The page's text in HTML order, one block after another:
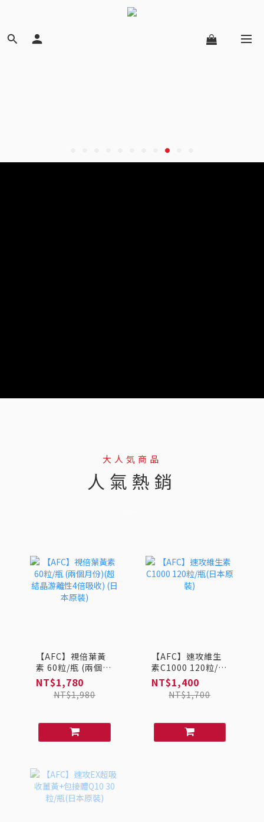
大人気商品
人氣熱銷
【AFC】視倍葉黃
素 60粒/瓶 (兩個月
份)(超結晶游離性4
倍吸收) (日本原裝)
NT$1,780
NT$1,980
【AFC】速攻維生
素C1000 120粒/瓶
(日本原裝)
NT$1,400
NT$1,700